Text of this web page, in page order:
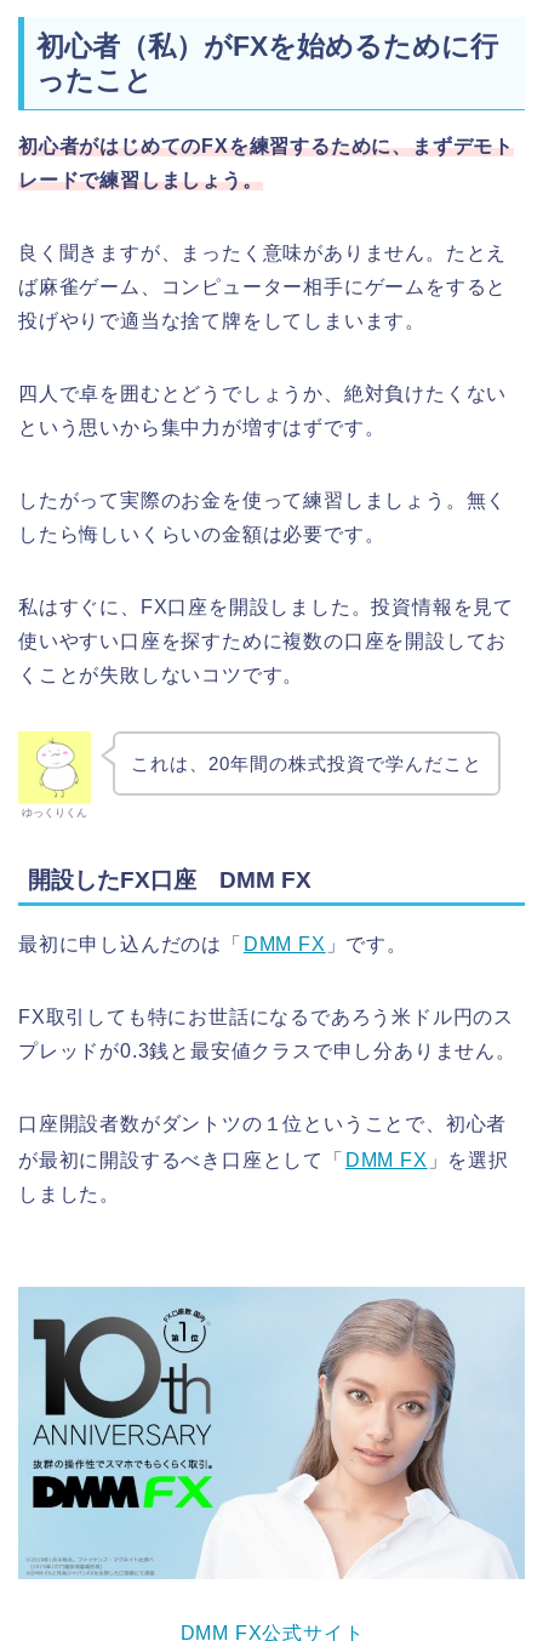
初心者（私）がFXを始めるために行
ったこと
初心者がはじめてのFXを練習するために、まずデモト
レードで練習しましょう。
良く聞きますが、まったく意味がありません。たとえ
ば麻雀ゲーム、コンピューター相手にゲームをすると
投げやりで適当な捨て牌をしてしまいます。
四人で卓を囲むとどうでしょうか、絶対負けたくない
という思いから集中力が増すはずです。
したがって実際のお金を使って練習しましょう。無く
したら悔しいくらいの金額は必要です。
私はすぐに、FX口座を開設しました。投資情報を見て
使いやすい口座を探すために複数の口座を開設してお
くことが失敗しないコツです。
ゆっくりくん
これは、20年間の株式投資で学んだこと
開設したFX口座 DMM FX
最初に申し込んだのは「 DMM FX 」です。
FX取引しても特にお世話になるであろう米ドル円のス
プレッドが0.3銭と最安値クラスで申し分ありません。
口座開設者数がダントツの１位ということで、初心者
が最初に開設するべき口座として「 DMM FX 」を選択
しました。
DMM FX公式サイト